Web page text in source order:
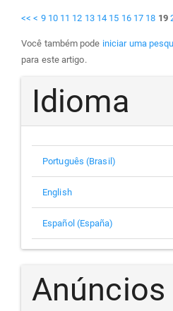
<< < 9 10 11 12 13 14 15 16 17 18 19
Você também pode iniciar uma
para este artigo.
Idioma
Português (Brasil)
English
Español (España)
Anúncios